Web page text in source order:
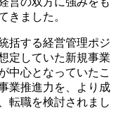
きました。
括する経営管理ポジ
定していた新規事業
中心となっていたこ
業推進力を、より成
転職を検討されまし